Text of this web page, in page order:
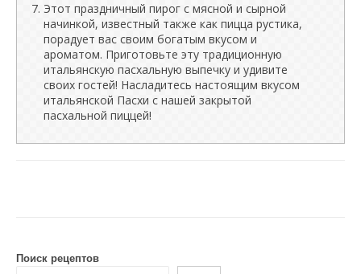
Этот праздничный пирог с мясной и сырной
начинкой, известный также как пицца рустика,
порадует вас своим богатым вкусом и
ароматом. Приготовьте эту традиционную
итальянскую пасхальную выпечку и удивите
своих гостей! Насладитесь настоящим вкусом
итальянской Пасхи с нашей закрытой
пасхальной пиццей!
Поиск рецептов